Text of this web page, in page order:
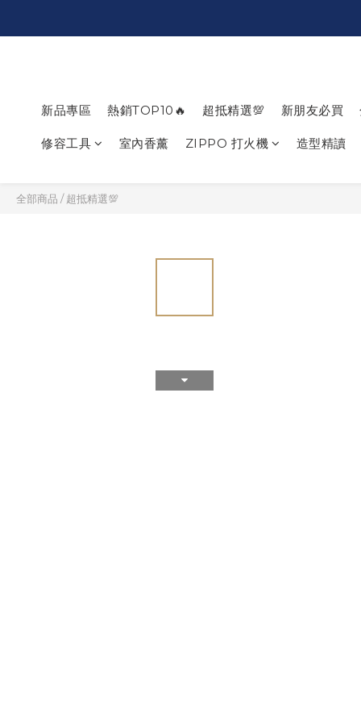
新品專區 熱銷TOP10🔥 超抵精選💯 新朋友必買
修容工具 室內香薰 ZIPPO 打火機 造型精讀
全部商品 /超抵精選💯